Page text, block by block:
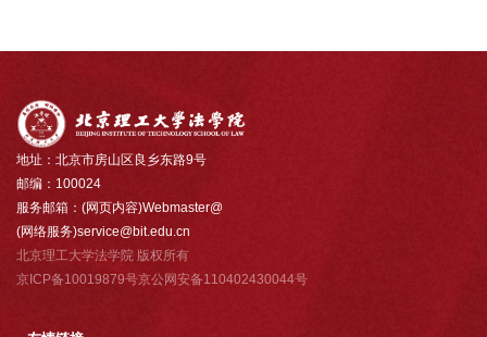
地址：北京市房山区良乡东路9号
邮编：100024
服务邮箱：(网页内容)Webmaster@
(网络服务)service@bit.edu.cn
北京理工大学法学院 版权所有
京ICP备10019879号京公网安备110402430044号